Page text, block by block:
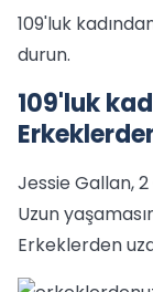
109'luk
durun.
109'luk
Jessie Gallan,
Uzun
Erkeklerden